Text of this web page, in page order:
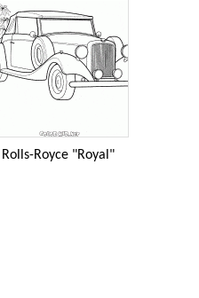
Rolls-Royce "Royal"